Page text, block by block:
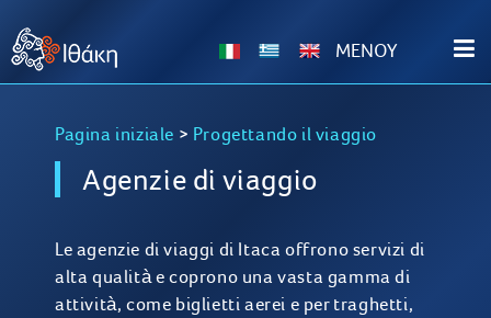
Pagina iniziale > Progettando il viaggio
Agenzie di viaggio
Le agenzie di viaggi di Itaca offrono servizi di
alta qualità e coprono una vasta gamma di
attività, come biglietti aerei e per traghetti,
ΜΕΝΟΥ